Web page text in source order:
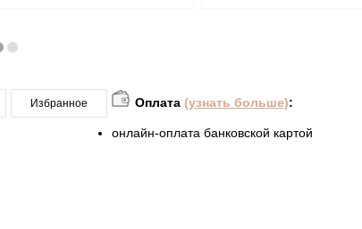
Избранное Оплата (узнать больше):
онлайн-оплата банковской картой